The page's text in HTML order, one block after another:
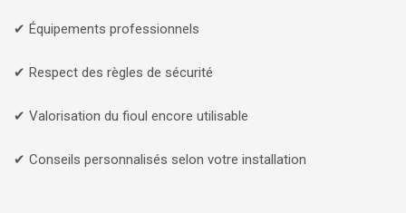
✔ Équipements professionnels
✔ Respect des règles de sécurité
✔ Valorisation du fioul encore utilisable
✔ Conseils personnalisés selon votre installation